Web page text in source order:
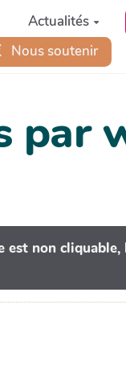
Actualités
Nous soutenir
par
est non cliquable,